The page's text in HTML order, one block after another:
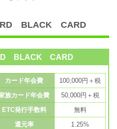
BLACK CARD
BLACK CARD
カード年会費
100,000円＋税
族カード年会費
50,000円＋税
ETC発行手数料
無料
還元率
1.25%